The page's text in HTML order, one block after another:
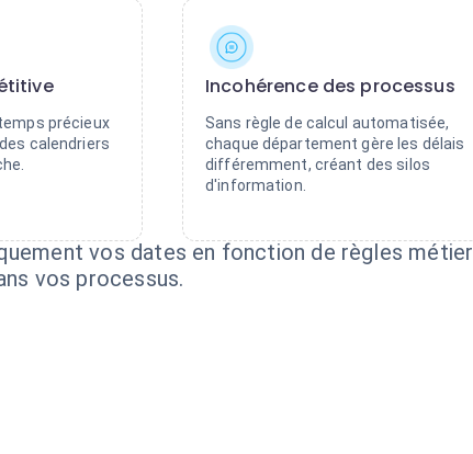
précieux
calendriers
Incohérence des processus
Sans règle de calcul automatisée,
chaque département gère les délais
différemment, créant des silos
d'information.
vos dates en fonction de règles métier
vos processus.